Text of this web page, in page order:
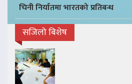
चिनी निर्यातमा भारतको प्रतिबन्ध
सजिलो बिशेष